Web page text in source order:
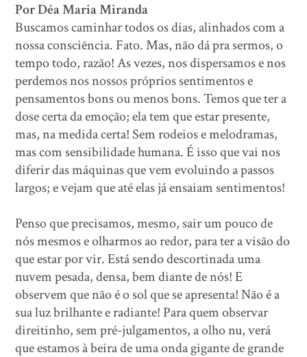
Por Déa Maria Miranda
Buscamos caminhar todos os dias, alinhados com a
nossa consciência. Fato. Mas, não dá pra sermos, o
tempo todo, razão! As vezes, nos dispersamos e nos
perdemos nos nossos próprios sentimentos e
pensamentos bons ou menos bons. Temos que ter a
dose certa da emoção; ela tem que estar presente,
mas, na medida certa! Sem rodeios e melodramas,
mas com sensibilidade humana. É isso que vai nos
diferir das máquinas que vem evoluindo a passos
largos; e vejam que até elas já ensaiam sentimentos!
Penso que precisamos, mesmo, sair um pouco de
nós mesmos e olharmos ao redor, para ter a visão do
que estar por vir. Está sendo descortinada uma
nuvem pesada, densa, bem diante de nós! E
observem que não é o sol que se apresenta! Não é a
sua luz brilhante e radiante! Para quem observar
direitinho, sem pré-julgamentos, a olho nu, verá
que estamos à beira de uma onda gigante de grande